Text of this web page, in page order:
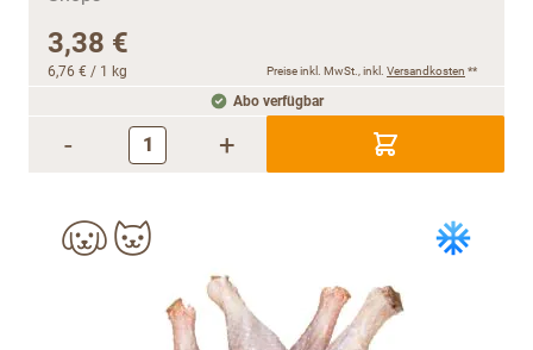
3,38 €
6,76 € / 1 kg Preise inkl. MwSt., inkl. Versandkosten **
Abo verfügbar
- +